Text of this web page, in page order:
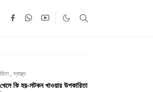
,স্বাস্থ্য
কি হয়-লটকন খাওয়ার উপকারিতা